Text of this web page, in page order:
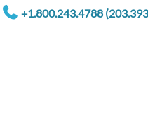
+1.800.243.4788